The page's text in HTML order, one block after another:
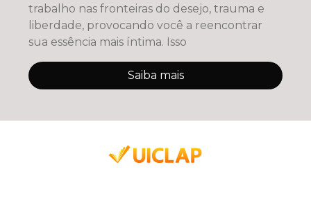
trabalho nas fronteiras do desejo, trauma e
liberdade, provocando você a reencontrar
sua essência mais íntima. Isso
Saiba mais